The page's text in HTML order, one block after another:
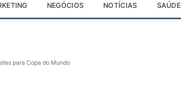
NEGÓCIOS NOTÍCIAS SAÚDE
para Copa do Mundo